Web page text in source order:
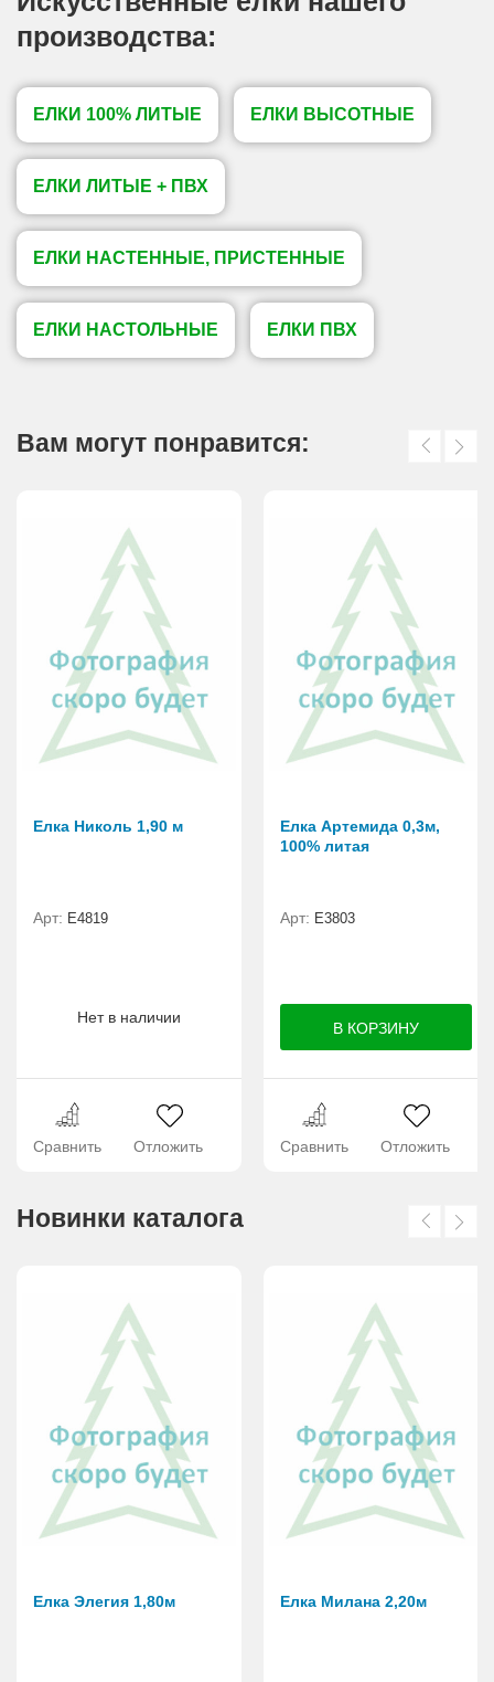
производства:
ЕЛКИ 100% ЛИТЫЕ ЕЛКИ ВЫСОТНЫЕ
ЕЛКИ ЛИТЫЕ + ПВХ
ЕЛКИ НАСТЕННЫЕ, ПРИСТЕННЫЕ
ЕЛКИ НАСТОЛЬНЫЕ ЕЛКИ ПВХ
Вам могут понравится:
Елка Николь 1,90 м
Арт: Е4819
Нет в наличии
Сравнить Отложить
Елка Артемида 0,3м,
100% литая
Арт: E3803
Сравнить Отложить
Новинки каталога
Елка Элегия 1,80м Елка Милана 2,20м